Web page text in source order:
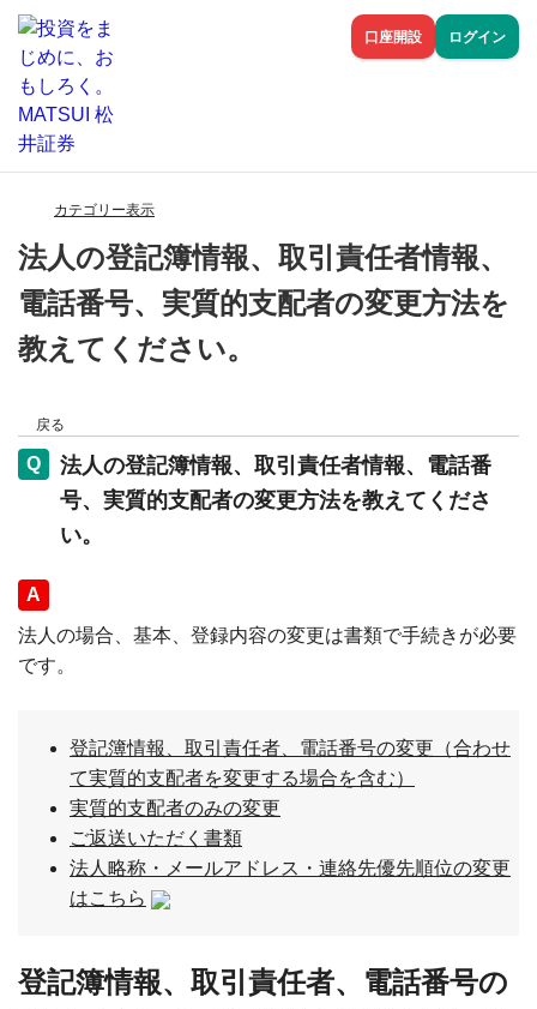
口座開設 ログイン
カテゴリー表示
法人の登記簿情報、取引責任者情報、
電話番号、実質的支配者の変更方法を
教えてください。
戻る
法人の登記簿情報、取引責任者情報、電話番
号、実質的支配者の変更方法を教えてくださ
い。
回答
法人の場合、基本、登録内容の変更は書類で手続きが必要
です。
登記簿情報、取引責任者、電話番号の変更（合わせ
て実質的支配者を変更する場合を含む）
実質的支配者のみの変更
ご返送いただく書類
法人略称・メールアドレス・連絡先優先順位の変更
はこちら
登記簿情報、取引責任者、電話番号の